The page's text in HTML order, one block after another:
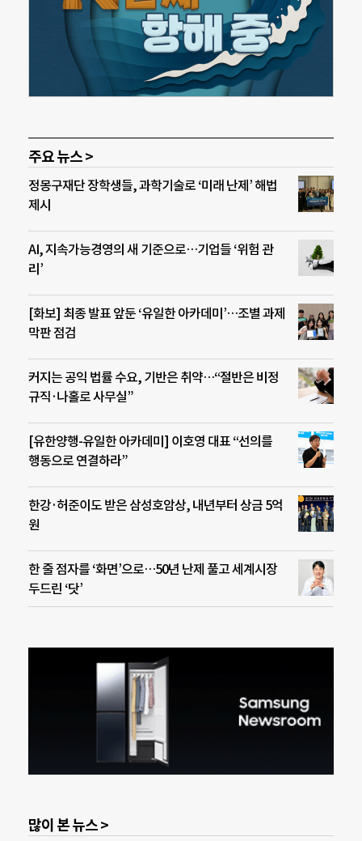
주요 뉴스 >
정몽구재단 장학생들, 과학기술로 ‘미래 난제’ 해법
제시
AI, 지속가능경영의 새 기준으로…기업들 ‘위험 관
리’
[화보] 최종 발표 앞둔 ‘유일한 아카데미’…조별 과제
막판 점검
커지는 공익 법률 수요, 기반은 취약…“절반은 비정
규직·나홀로 사무실”
[유한양행-유일한 아카데미] 이호영 대표 “선의를
행동으로 연결하라”
한강·허준이도 받은 삼성호암상, 내년부터 상금 5억
원
한 줄 점자를 ‘화면’으로…50년 난제 풀고 세계시장
두드린 ‘닷’
많이 본 뉴스 >